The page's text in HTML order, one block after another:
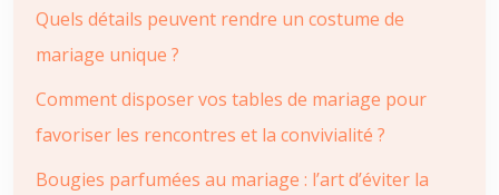
Quels détails peuvent rendre un costume de
mariage unique ?
Comment disposer vos tables de mariage pour
favoriser les rencontres et la convivialité ?
Bougies parfumées au mariage : l’art d’éviter la